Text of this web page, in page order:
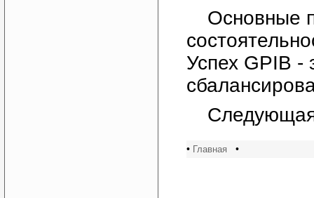
Основные
Успех GPIB -
• Главная •